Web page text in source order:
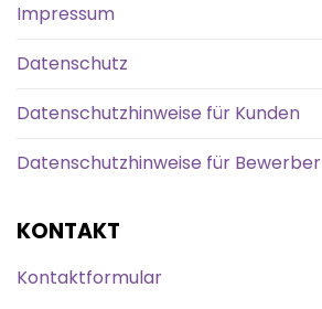
Impressum
Datenschutz
Datenschutzhinweise für Kunden
Datenschutzhinweise für Bewerber
KONTAKT
Kontaktformular